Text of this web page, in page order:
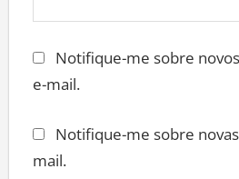
Notifique-me sobre
e-mail.
Notifique-me sobre
mail.